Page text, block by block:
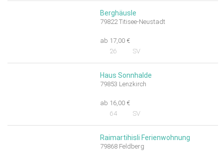
Berghäusle
79822 Titisee-Neustadt
ab 17,00 €
26
SV
Haus Sonnhalde
79853 Lenzkirch
ab 16,00 €
64
SV
Raimartihisli Ferienwohnung
79868 Feldberg